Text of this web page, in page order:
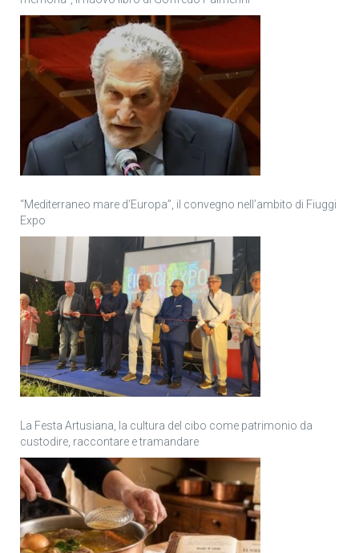
“Mediterraneo mare d’Europa”, il convegno nell’ambito di Fiuggi
Expo
La Festa Artusiana, la cultura del cibo come patrimonio da
custodire, raccontare e tramandare